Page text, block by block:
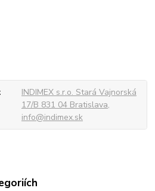
INDIMEX s.r.o. Stará Vajnorská
17/B 831 04 Bratislava,
info@indimex.sk